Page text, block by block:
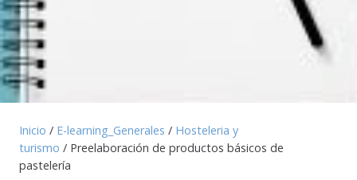
Inicio / E-learning_Generales / Hosteleria y
turismo / Preelaboración de productos básicos de
pastelería